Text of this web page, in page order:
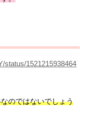
status/1521215938464
のではないでしょう